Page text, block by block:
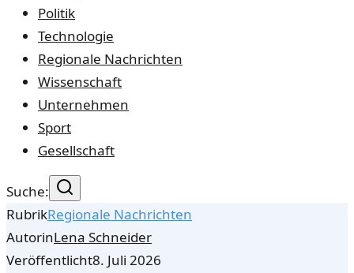
Politik
Technologie
Regionale Nachrichten
Wissenschaft
Unternehmen
Sport
Gesellschaft
Suche:
RubrikRegionale Nachrichten
AutorinLena Schneider
Veröffentlicht8. Juli 2026